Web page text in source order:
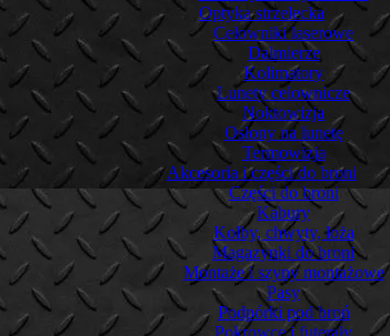
Optyka strzelecka
Celowniki laserowe
Dalmierze
Kolimatory
Lunety celownicze
Noktowizja
Osłony na lunetę
Termowizja
Akcesoria i części do broni
Części do broni
Kabury
Kolby, chwyty, łoża
Magazynki do broni
Montaże i szyny montażowe
Pasy
Podpórki pod broń